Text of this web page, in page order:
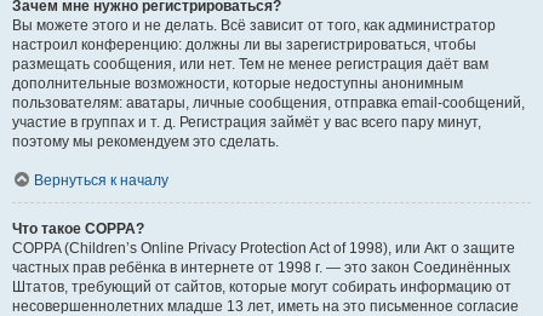
Зачем мне нужно регистрироваться?
Вы можете этого и не делать. Всё зависит от того, как администратор
настроил конференцию: должны ли вы зарегистрироваться, чтобы
размещать сообщения, или нет. Тем не менее регистрация даёт вам
дополнительные возможности, которые недоступны анонимным
пользователям: аватары, личные сообщения, отправка email-сообщений,
участие в группах и т. д. Регистрация займёт у вас всего пару минут,
поэтому мы рекомендуем это сделать.
Вернуться к началу
Что такое COPPA?
COPPA (Children’s Online Privacy Protection Act of 1998), или Акт о защите
частных прав ребёнка в интернете от 1998 г. — это закон Соединённых
Штатов, требующий от сайтов, которые могут собирать информацию от
несовершеннолетних младше 13 лет, иметь на это письменное согласие